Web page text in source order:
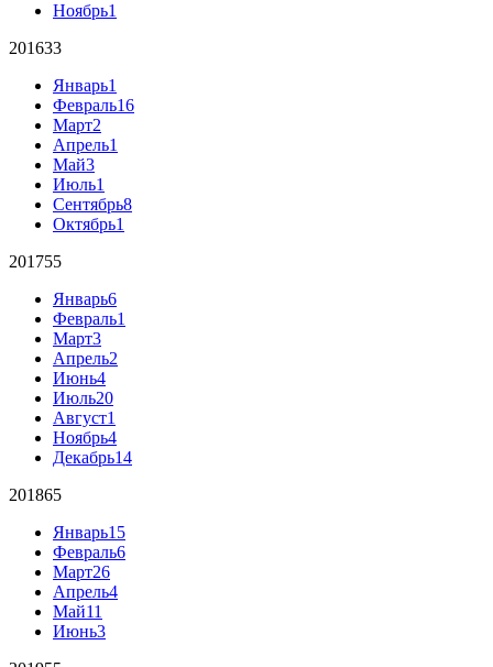
Ноябрь1
201633
Январь1
Февраль16
Март2
Апрель1
Май3
Июль1
Сентябрь8
Октябрь1
201755
Январь6
Февраль1
Март3
Апрель2
Июнь4
Июль20
Август1
Ноябрь4
Декабрь14
201865
Январь15
Февраль6
Март26
Апрель4
Май11
Июнь3